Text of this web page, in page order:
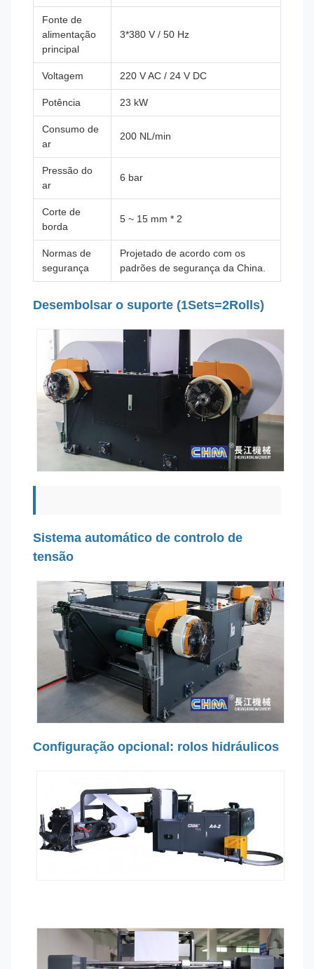
Fonte de
alimentação
principal
3*380 V / 50 Hz
Voltagem 220 V AC / 24 V DC
Potência 23 kW
Consumo de
ar
200 NL/min
Pressão do
ar
6 bar
Corte de
borda
5 ~ 15 mm * 2
Normas de
segurança
Projetado de acordo com os
padrões de segurança da China.
Desembolsar o suporte (1Sets=2Rolls)
Sistema automático de controlo de
tensão
Configuração opcional: rolos hidráulicos